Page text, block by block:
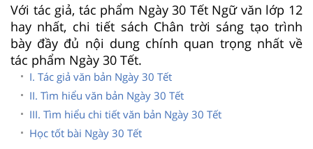
Với tác giả, tác phẩm Ngày 30 Tết Ngữ văn lớp 12
hay nhất, chi tiết sách Chân trời sáng tạo trình
bày đầy đủ nội dung chính quan trọng nhất về
tác phẩm Ngày 30 Tết.
I. Tác giả văn bản Ngày 30 Tết
II. Tìm hiểu văn bản Ngày 30 Tết
III. Tìm hiểu chi tiết văn bản Ngày 30 Tết
Học tốt bài Ngày 30 Tết